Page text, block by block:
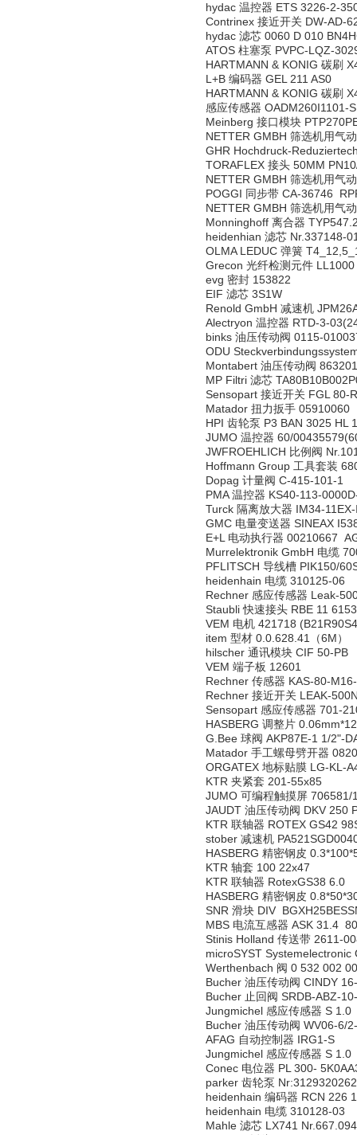
hydac 温控器 ETS 3226-2-
Contrinex 接近开关 DW-AD-
hydac 滤芯 0060 D 010
ATOS 柱塞泵 PVPC-LQZ-
HARTMANN & KONIG 碳刷
L+B 编码器 GEL 211 AS0
HARTMANN & KONIG 碳刷
感应传感器 OADM260I1101-
Meinberg 接口模块
NETTER GMBH 筛选机用气
GHR Hochdruck-
TORAFLEX 接头 50MM
NETTER GMBH 筛选机用气
POGGI 同步带 CA-36746
NETTER GMBH 筛选机用气
Monninghoff 离合器
heidenhian 滤芯 Nr.337148-
OLMA LEDUC 弹簧
Grecon 光纤检测元件 LL1000
evg 密封 153822
EIF 滤芯 3S1W
Renold GmbH 减速机
Alectryon 温控器 RTD-3-
binks 油压传动阀 0115-
ODU
Montabert 油压传动阀
MP Filtri 滤芯
Sensopart 接近开关 FGL 80-
Matador 扭力扳手 05910060
HPI 齿轮泵 P3 BAN 3025 HL
JUMO 温控器 60/
JWFROEHLICH 比例阀
Hoffmann Group 工具套装
Dopag 计量阀 C-415-101-1
PMA 温控器 KS40-113-
Turck 隔离放大器 IM34-
GMC 电量变送器 SINEAX
E+L 电动执行器 00210667
Murrelektronik GmbH 电缆
PFLITSCH 导线槽 PIK150/
heidenhain 电缆 310125-06
Rechner 感应传感器 Leak-
Staubli 快速接头 RBE 11
VEM 电机 421718
item 型材 0.0.628.41（6M）
hilscher 通讯模块 CIF 50-PB
VEM 端子板 12601
Rechner 传感器 KAS-80-
Rechner 接近开关 LEAK-
Sensopart 感应传感器 701-
HASBERG 调整片
G.Bee 球阀 AKP87E-1 1/2"-
Matador 手工螺母劈开器
ORGATEX 地标贴膜 LG-KL-
KTR 夹紧套 201-55x85
JUMO 可编程触摸屏 706581/
JAUDT 油压传动阀 DKV 250
KTR 联轴器 ROTEX GS42
stober 减速机
HASBERG 精密钢皮
KTR 轴套 100 22x47
KTR 联轴器 RotexGS38 6.0
HASBERG 精密钢皮
SNR 滑块 DIV
MBS 电流互感器 ASK 31.4
Stinis Holland 传送带 2611-
microSYST
Werthenbach 阀 0 532 002
Bucher 油压传动阀 CINDY
Bucher 止回阀 SRDB-ABZ-
Jungmichel 感应传感器 S 1.0
Bucher 油压传动阀 WV06-6/
AFAG 自动控制器 IRG1-S
Jungmichel 感应传感器 S 1.0
Conec 电位器 PL 300-
parker 齿轮泵 Nr:3129320262
heidenhain 编码器 RCN 226
heidenhain 电缆 310128-03
Mahle 滤芯 LX741